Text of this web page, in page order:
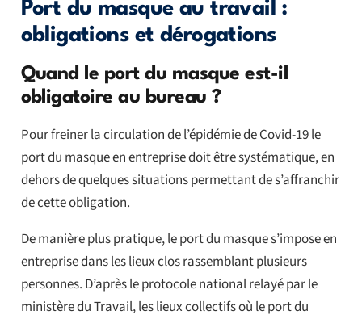
Port du masque au travail :
obligations et dérogations
Quand le port du masque est-il
obligatoire au bureau ?
Pour freiner la circulation de l’épidémie de Covid-19 le
port du masque en entreprise doit être systématique, en
dehors de quelques situations permettant de s’affranchir
de cette obligation.
De manière plus pratique, le port du masque s’impose en
entreprise dans les lieux clos rassemblant plusieurs
personnes. D’après le protocole national relayé par le
ministère du Travail, les lieux collectifs où le port du